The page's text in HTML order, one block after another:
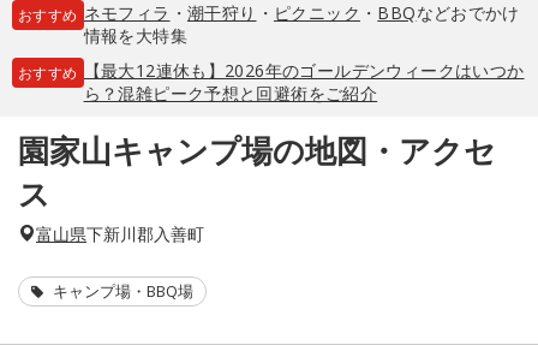
おすすめ ネモフィラ ・ 潮干狩り ・ ピクニック ・ BBQなどおでかけ
情報を大特集
おすすめ
【最大12連休も】2026年のゴールデンウィークはいつか
ら？混雑ピーク予想と回避術をご紹介
園家山キャンプ場の地図・アクセ
ス
富山県下新川郡入善町
キャンプ場・BBQ場